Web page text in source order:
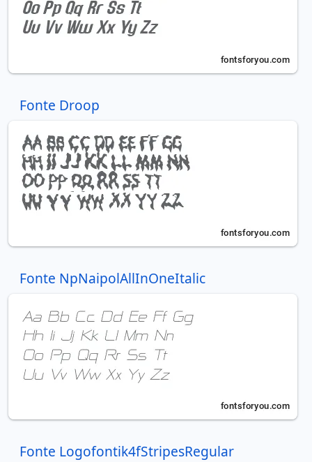
Fonte Droop
Fonte NpNaipolAllInOneItalic
Fonte Logofontik4fStripesRegular